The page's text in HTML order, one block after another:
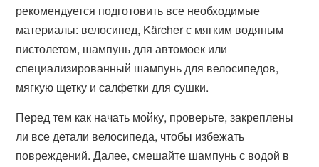
рекомендуется подготовить все необходимые
материалы: велосипед, Kärcher с мягким водяным
пистолетом, шампунь для автомоек или
специализированный шампунь для велосипедов,
мягкую щетку и салфетки для сушки.
Перед тем как начать мойку, проверьте, закреплены
ли все детали велосипеда, чтобы избежать
повреждений. Далее, смешайте шампунь с водой в